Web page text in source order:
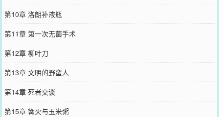
第10章 洛朗补液瓶
第11章 第一次无菌手术
第12章 柳叶刀
第13章 文明的野蛮人
第14章 死者交谈
第15章 篝火与玉米粥